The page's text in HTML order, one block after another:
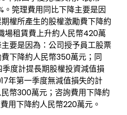
。筦理費用同比下降主要是因
權所產生的股權激勵費下降約
場租賃費上升約人民幣420萬
要是因為：公司授予員工股票
下降約人民幣350萬元；同
度計提長期股權投資減值損
年第一季度無減值損失的計
幣300萬元；咨詢費用下降約
用下降約人民幣220萬元。